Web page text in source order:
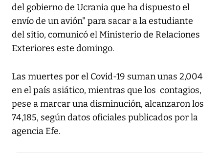
del gobierno de Ucrania que ha dispuesto el
envío de un avión" para sacar a la estudiante
del sitio, comunicó el Ministerio de Relaciones
Exteriores este domingo.
Las muertes por el Covid-19 suman unas 2,004
en el país asiático, mientras que los contagios,
pese a marcar una disminución, alcanzaron los
74,185, según datos oficiales publicados por la
agenciaEfe.